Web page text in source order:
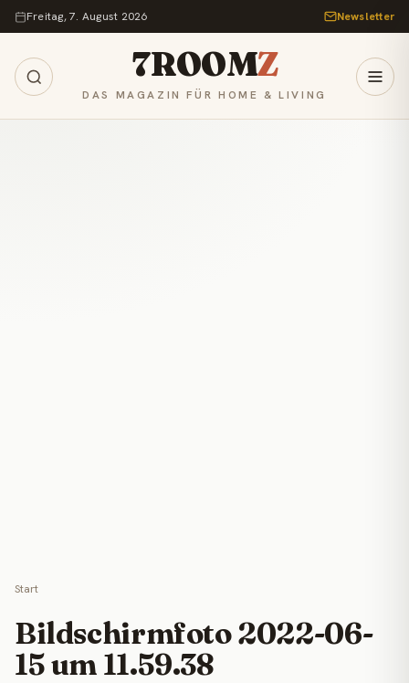
Zum Inhalt springen
Freitag, 7. August 2026 Newsletter
7ROOMZ
DAS MAGAZIN FÜR HOME & LIVING
Start
Bildschirmfoto 2022-06-
15 um 11.59.38